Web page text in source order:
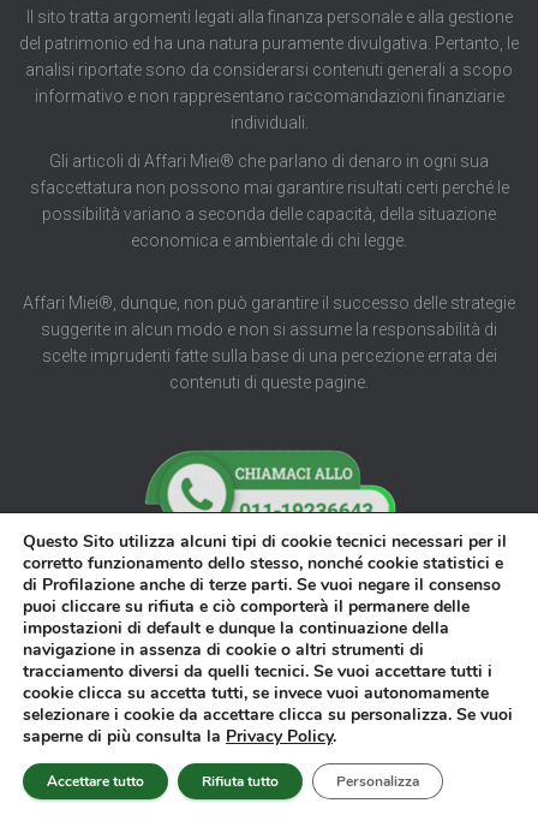
Il sito tratta argomenti legati alla finanza personale e alla gestione
del patrimonio ed ha una natura puramente divulgativa. Pertanto, le
analisi riportate sono da considerarsi contenuti generali a scopo
informativo e non rappresentano raccomandazioni finanziarie
individuali.
Gli articoli di Affari Miei® che parlano di denaro in ogni sua
sfaccettatura non possono mai garantire risultati certi perché le
possibilità variano a seconda delle capacità, della situazione
economica e ambientale di chi legge.
Affari Miei®, dunque, non può garantire il successo delle strategie
suggerite in alcun modo e non si assume la responsabilità di
scelte imprudenti fatte sulla base di una percezione errata dei
contenuti di queste pagine.
Prodotti
GUIDA AGLI INVESTIMENTI – EDIZIONE AGGIORNATA
CLUB PER INVESTIRE “FAST INVESTMENTS PLANNER”
SUCCESSIONE SERENA – PIANIFICAZIONE SUCCESSORIA
CONSULENZA PATRIMONIALE
Questo Sito utilizza alcuni tipi di cookie tecnici necessari per il
corretto funzionamento dello stesso, nonché cookie statistici e
di Profilazione anche di terze parti. Se vuoi negare il consenso
puoi cliccare su rifiuta e ciò comporterà il permanere delle
impostazioni di default e dunque la continuazione della
navigazione in assenza di cookie o altri strumenti di
tracciamento diversi da quelli tecnici. Se vuoi accettare tutti i
cookie clicca su accetta tutti, se invece vuoi autonomamente
selezionare i cookie da accettare clicca su personalizza. Se vuoi
saperne di più consulta la Privacy Policy.
Accettare tutto Rifiuta tutto Personalizza